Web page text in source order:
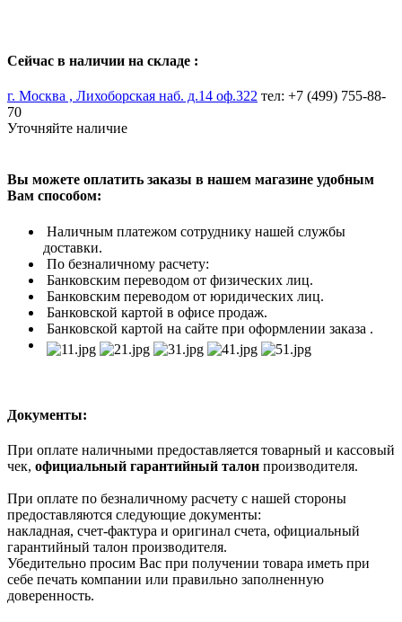
Сейчас в наличии на складе :
г. Москва , Лихоборская наб. д.14 оф.322 тел: +7 (499) 755-88-
70
Уточняйте наличие
Вы можете оплатить заказы в нашем магазине удобным
Вам способом:
Наличным платежом сотруднику нашей службы
доставки.
По безналичному расчету:
Банковским переводом от физических лиц.
Банковским переводом от юридических лиц.
Банковской картой в офисе продаж.
Банковской картой на сайте при оформлении заказа .
Документы:
При оплате наличными предоставляется товарный и кассовый
чек, официальный гарантийный талон производителя.
При оплате по безналичному расчету с нашей стороны
предоставляются следующие документы:
накладная, счет-фактура и оригинал счета, официальный
гарантийный талон производителя.
Убедительно просим Вас при получении товара иметь при
себе печать компании или правильно заполненную
доверенность.